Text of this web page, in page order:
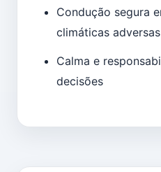
Condução segura
climáticas adversas
Calma e
decisões